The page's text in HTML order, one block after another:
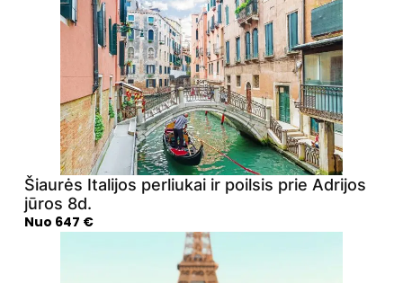
Šiaurės Italijos perliukai ir poilsis prie Adrijos
jūros 8d.
Nuo 647 €